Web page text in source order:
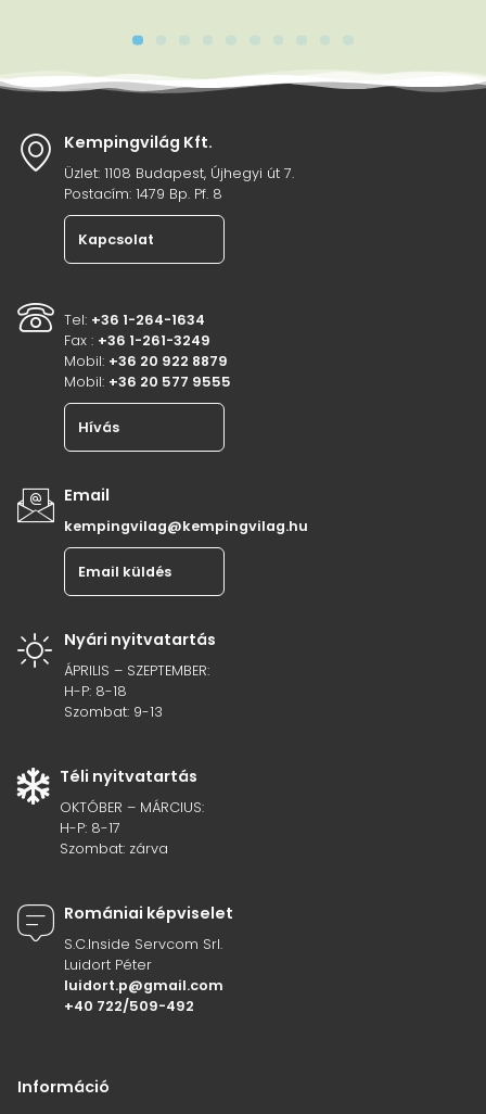
Kempingvilág Kft.
Üzlet: 1108 Budapest, Újhegyi út 7.
Postacím: 1479 Bp. Pf. 8
Kapcsolat
Tel: +36 1-264-1634
Fax : +36 1-261-3249
Mobil: +36 20 922 8879
Mobil: +36 20 577 9555
Hívás
Email
kempingvilag@kempingvilag.hu
Email küldés
Nyári nyitvatartás
ÁPRILIS – SZEPTEMBER:
H-P: 8-18
Szombat: 9-13
Téli nyitvatartás
OKTÓBER – MÁRCIUS:
H-P: 8-17
Szombat: zárva
Romániai képviselet
S.C.Inside Servcom Srl.
Luidort Péter
luidort.p@gmail.com
+40 722/509-492
Információ